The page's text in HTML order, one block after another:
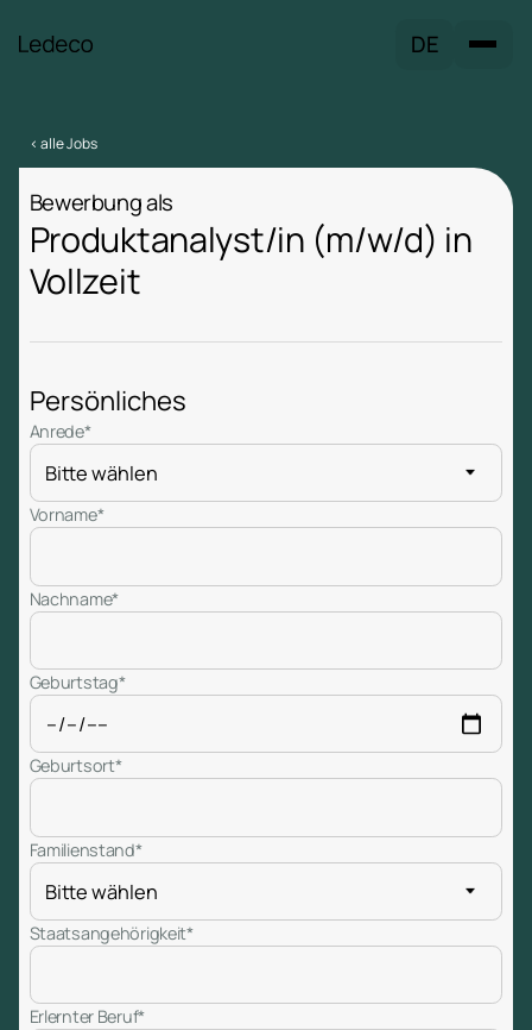
DE
< alle Jobs
Bewerbung als
Produktanalyst/in (m/w/d) in
Vollzeit
Persönliches
Anrede*
Vorname*
Nachname*
Geburtstag*
Geburtsort*
Familienstand*
Staatsangehörigkeit*
Erlernter Beruf*